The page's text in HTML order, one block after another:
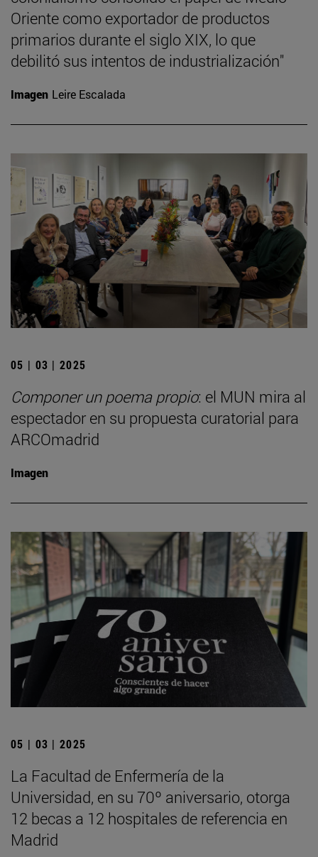
Oriente como exportador de productos
primarios durante el siglo XIX, lo que
debilitó sus intentos de industrialización"
Imagen Leire Escalada
05 | 03 | 2025
Componer un poema propio: el MUN mira al
espectador en su propuesta curatorial para
ARCOmadrid
Imagen
05 | 03 | 2025
La Facultad de Enfermería de la
Universidad, en su 70º aniversario, otorga
12 becas a 12 hospitales de referencia en
Madrid